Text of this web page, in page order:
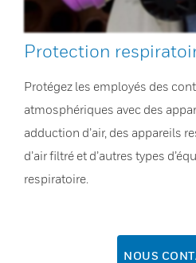
Protection
Protégez les employés des
atmosphériques avec des
adduction d’air, des appareils
d’air filtré et d’autres types
respiratoire.
NOUS